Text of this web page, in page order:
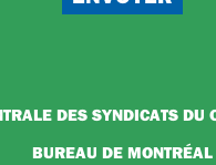
DES SYNDICATS DU
BUREAU DE MONTRÉAL